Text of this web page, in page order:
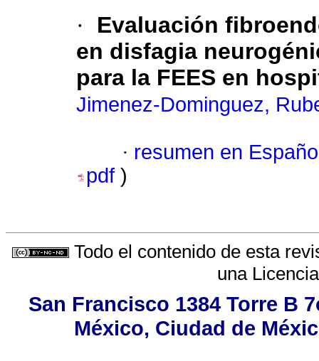
·
Evaluación
en disfagia
para la FEES en
Jimenez-Dominguez,
· resumen en
pdf )
Todo el contenido de esta
una
San Francisco 1384 Torre B
México, Ciudad de